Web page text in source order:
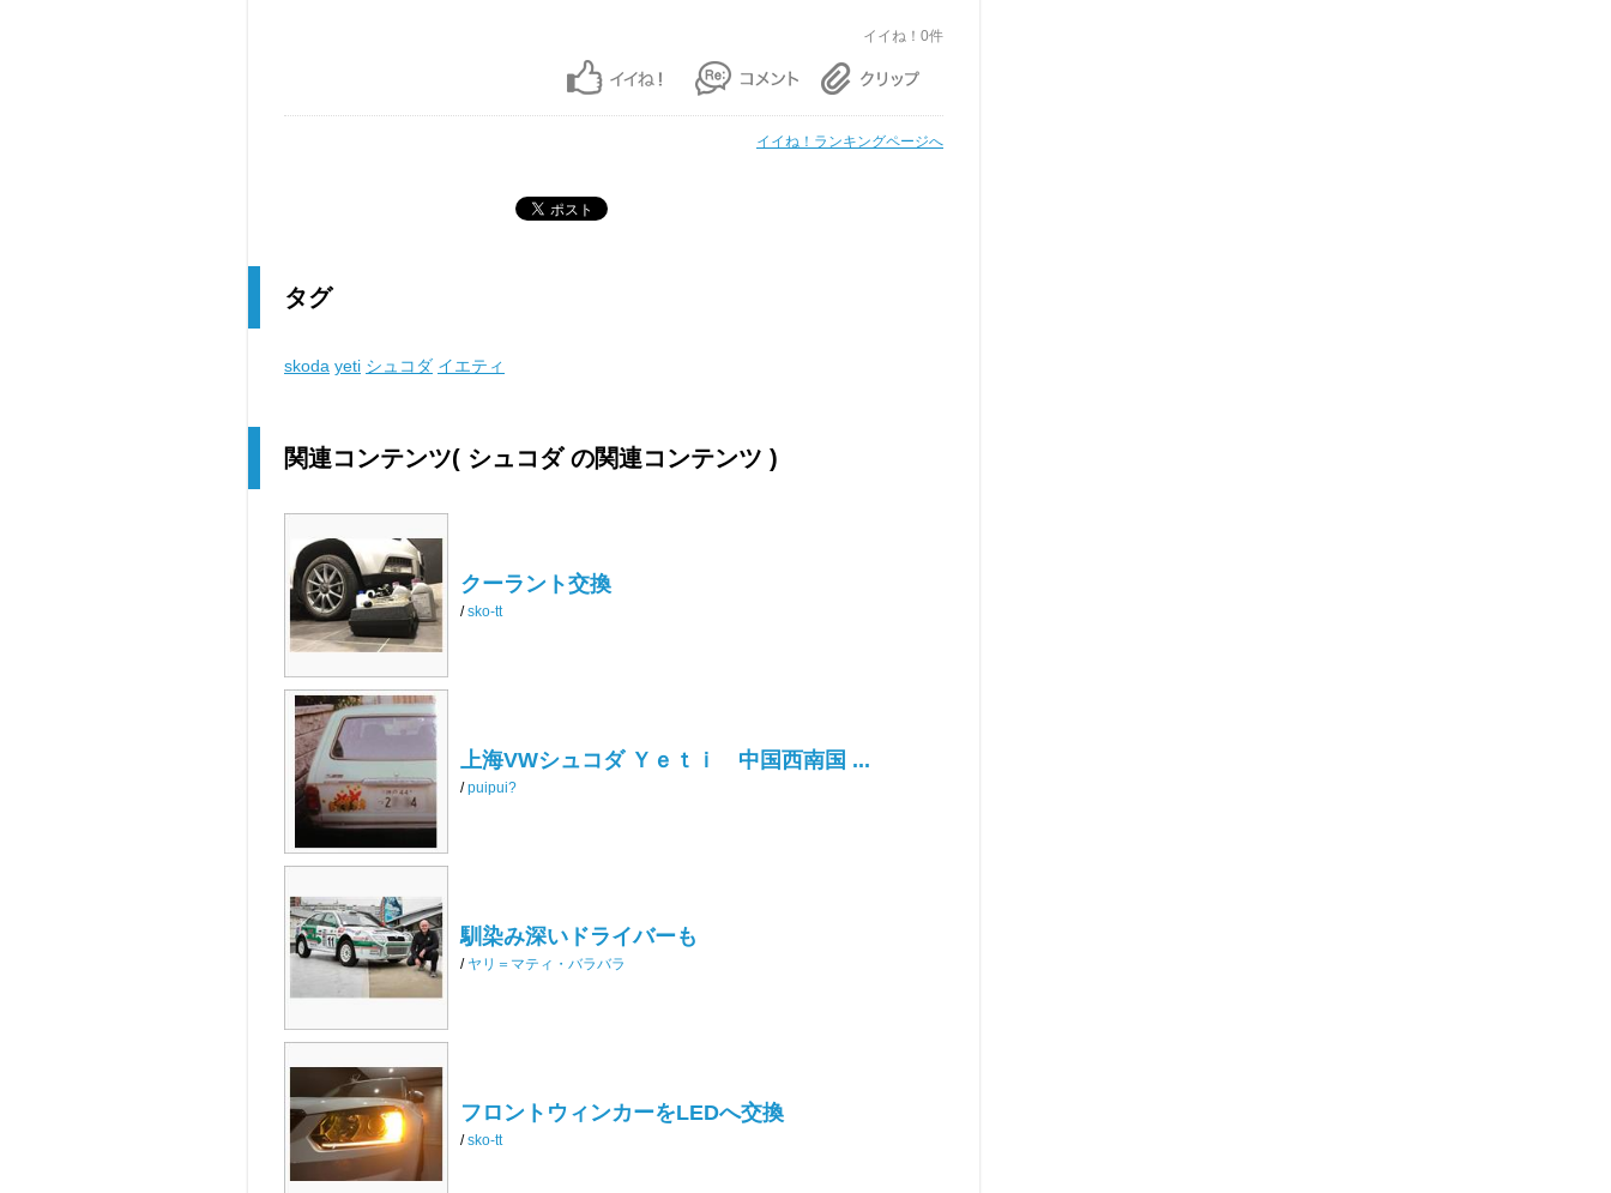
イイね！0件
イイね！ランキングページへ
タグ
skoda yeti シュコダ イエティ
関連コンテンツ( シュコダ の関連コンテンツ )
クーラント交換
/sko-tt
上海VWシュコダ Ｙｅｔｉ 中国西南国 ...
/puipui?
馴染み深いドライバーも
/ ヤリ＝マティ・バラバラ
フロントウィンカーをLEDへ交換
/sko-tt